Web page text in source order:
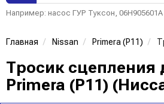
Например: насос ГУР Туксон, 06H905601A
Главная Nissan Primera (P11)
Тросик сцепления
Primera (P11)